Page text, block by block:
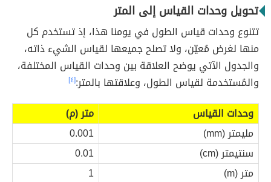
تحويل وحدات القياس إلى المتر
تتنوع وحدات قياس الطول في يومنا هذا، إذ تستخدم كل
منها لغرض مُعيّن، ولا تصلح جميعها لقياس الشيء ذاته،
والجدول الآتي يوضح العلاقة بين وحدات القياس المختلفة،
والمُستخدمة لقياس الطول، وعلاقتها بالمتر:[٤]
وحدات القياس
متر (م)
مليمتر (mm)
0.001
سنتيمتر (cm)
0.01
متر (m)
1